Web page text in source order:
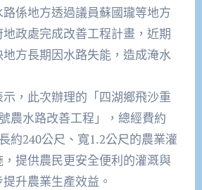
係地方透過議員蘇國瓏等地方
政處完成改善工程計畫，近期
方長期因水路失能，造成淹水
，此次辦理的「四湖鄉飛沙重
農水路改善工程」，總經費約
約240公尺、寬1.2公尺的農業灌
提供農民更安全便利的灌溉與
升農業生產效益。